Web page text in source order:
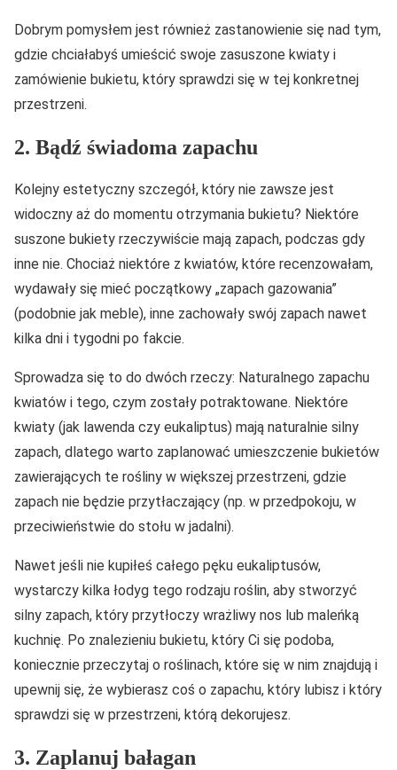
Dobrym pomysłem jest również zastanowienie się nad tym,
gdzie chciałabyś umieścić swoje zasuszone kwiaty i
zamówienie bukietu, który sprawdzi się w tej konkretnej
przestrzeni.
2. Bądź świadoma zapachu
Kolejny estetyczny szczegół, który nie zawsze jest
widoczny aż do momentu otrzymania bukietu? Niektóre
suszone bukiety rzeczywiście mają zapach, podczas gdy
inne nie. Chociaż niektóre z kwiatów, które recenzowałam,
wydawały się mieć początkowy „zapach gazowania”
(podobnie jak meble), inne zachowały swój zapach nawet
kilka dni i tygodni po fakcie.
Sprowadza się to do dwóch rzeczy: Naturalnego zapachu
kwiatów i tego, czym zostały potraktowane. Niektóre
kwiaty (jak lawenda czy eukaliptus) mają naturalnie silny
zapach, dlatego warto zaplanować umieszczenie bukietów
zawierających te rośliny w większej przestrzeni, gdzie
zapach nie będzie przytłaczający (np. w przedpokoju, w
przeciwieństwie do stołu w jadalni).
Nawet jeśli nie kupiłeś całego pęku eukaliptusów,
wystarczy kilka łodyg tego rodzaju roślin, aby stworzyć
silny zapach, który przytłoczy wrażliwy nos lub maleńką
kuchnię. Po znalezieniu bukietu, który Ci się podoba,
koniecznie przeczytaj o roślinach, które się w nim znajdują i
upewnij się, że wybierasz coś o zapachu, który lubisz i który
sprawdzi się w przestrzeni, którą dekorujesz.
3. Zaplanuj bałagan